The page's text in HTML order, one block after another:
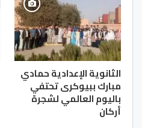
الثانوية الإعدادية حمادي
مبارك ببيوكرى تحتفي
باليوم العالمي لشجرة
أركان